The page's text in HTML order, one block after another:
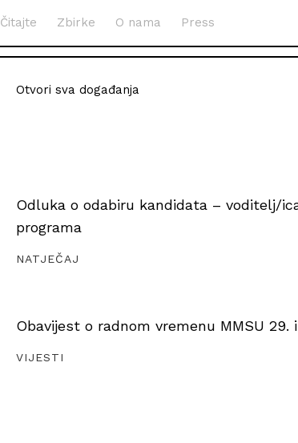
Čitajte Zbirke O nama Press
Otvori sva događanja
Odluka o odabiru kandidata – voditelj/
programa
NATJEČAJ
Obavijest o radnom vremenu MMSU 29.
VIJESTI